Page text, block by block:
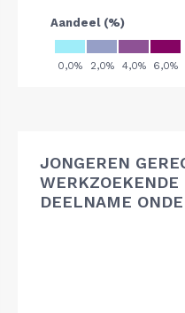
JONGEREN
DEELNAME